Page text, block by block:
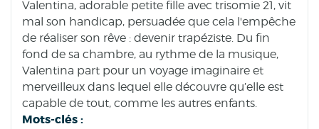
Valentina, adorable petite fille avec trisomie 21, vit
mal son handicap, persuadée que cela l'empêche
de réaliser son rêve : devenir trapéziste. Du fin
fond de sa chambre, au rythme de la musique,
Valentina part pour un voyage imaginaire et
merveilleux dans lequel elle découvre qu’elle est
capable de tout, comme les autres enfants.
Mots-clés :